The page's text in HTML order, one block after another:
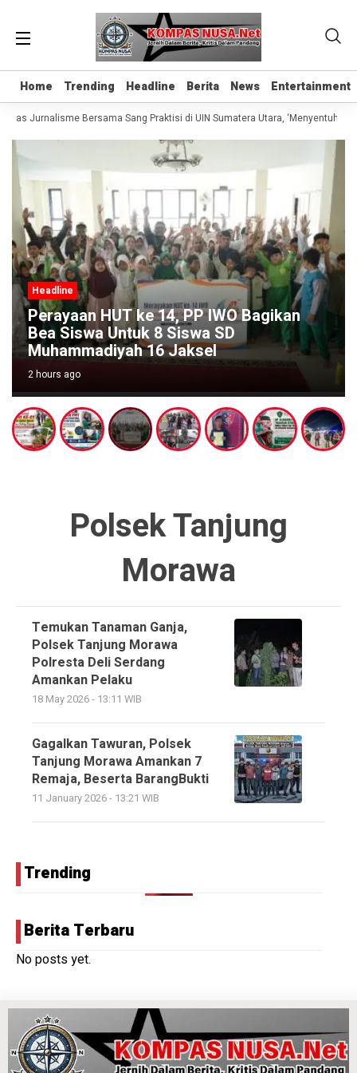
Home Trending Headline Berita News Entertainment
Home Trending Headline Berita News Entertainment
Jurnalisme Bersama Sang Praktisi di UIN Sumatera Utara, ‘Menyentuh Hati
Headline
Perayaan HUT ke 14, PP IWO Bagikan
Bea Siswa Untuk 8 Siswa SD
Muhammadiyah 16 Jaksel
2 hours ago
Polsek Tanjung
Morawa
Temukan Tanaman Ganja,
Polsek Tanjung Morawa
Polresta Deli Serdang
Amankan Pelaku
18 May 2026 - 13:11 WIB
Gagalkan Tawuran, Polsek
Tanjung Morawa Amankan 7
Remaja, Beserta BarangBukti
11 January 2026 - 13:21 WIB
Trending
Berita Terbaru
No posts yet.